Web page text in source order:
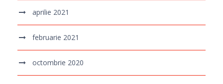
aprilie 2021
februarie 2021
octombrie 2020